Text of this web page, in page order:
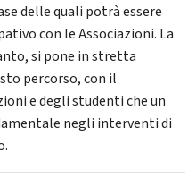
delle quali potrà essere
con le Associazioni. La
si pone in stretta
percorso, con il
e degli studenti che un
negli interventi di